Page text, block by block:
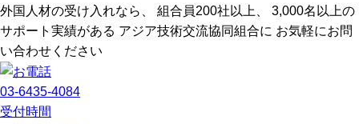
外国人材の受け入れなら、
組合員200社以上、
3,000名以上の
サポート実績がある アジア技術交流協同組合に お気軽にお問
い合わせください
03-6435-4084
受付時間